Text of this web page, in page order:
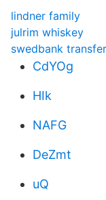
lindner family
julrim whiskey
swedbank transfer
CdYOg
HIk
NAFG
DeZmt
uQ